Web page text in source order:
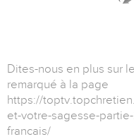
Dites-nous en plus sur
remarqué à la page
https://
et-votre-sagesse-
francais/